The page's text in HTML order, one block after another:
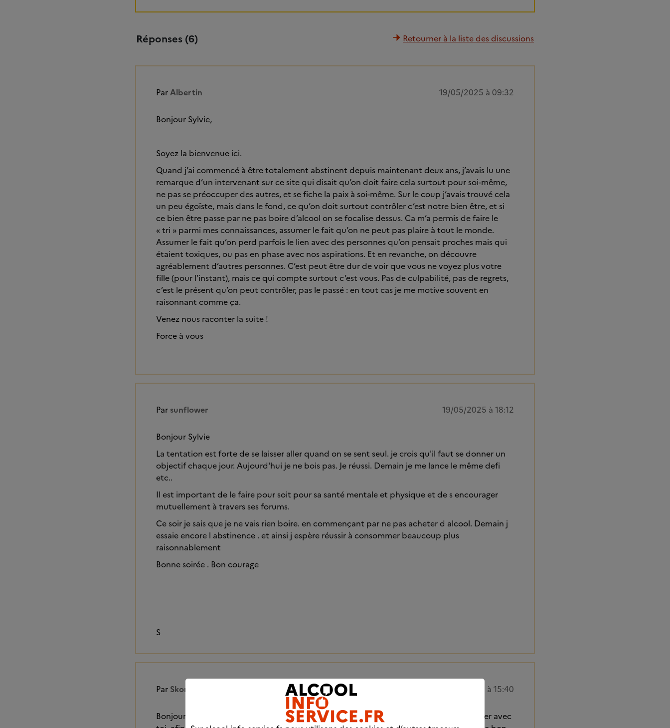
Réponses (6) Retourner à la liste des discussions
ParAlbertin 19/05/2025 à 09:32
Bonjour Sylvie,
Soyez la bienvenue ici.
Quand j’ai commencé à être totalement abstinent depuis maintenant deux ans, j’avais lu une
remarque d’un intervenant sur ce site qui disait qu’on doit faire cela surtout pour soi-même,
ne pas se préoccuper des autres, et se fiche la paix à soi-même. Sur le coup j’avais trouvé cela
un peu égoïste, mais dans le fond, ce qu’on doit surtout contrôler c’est notre bien être, et si
ce bien être passe par ne pas boire d’alcool on se focalise dessus. Ca m’a permis de faire le
« tri » parmi mes connaissances, assumer le fait qu’on ne peut pas plaire à tout le monde.
Assumer le fait qu’on perd parfois le lien avec des personnes qu’on pensait proches mais qui
étaient toxiques, ou pas en phase avec nos aspirations. Et en revanche, on découvre
agréablement d’autres personnes. C’est peut être dur de voir que vous ne voyez plus votre
fille (pour l’instant), mais ce qui compte surtout c’est vous. Pas de culpabilité, pas de regrets,
c’est le présent qu’on peut contrôler, pas le passé : en tout cas je me motive souvent en
raisonnant comme ça.
Venez nous raconter la suite !
Force à vous
Par sunflower 19/05/2025 à 18:12
Bonjour Sylvie
La tentation est forte de se laisser aller quand on se sent seul. je crois qu'il faut se donner un
objectif chaque jour. Aujourd'hui je ne bois pas. Je réussi. Demain je me lance le même defi
etc..
Il est important de le faire pour soit pour sa santé mentale et physique et de s encourager
mutuellement à travers ses forums.
Ce soir je sais que je ne vais rien boire. en commençant par ne pas acheter d alcool. Demain j
essaie encore l abstinence . et ainsi j espère réussir à consommer beaucoup plus
raisonnablement
Bonne soirée . Bon courage
S
Par Skorpionne 20/05/2025 à 15:40
Bonjour Sylvie, je suis Natt, j'ai 46 ans, à la recherche d'un emploi. J'aimerai bien discuter avec